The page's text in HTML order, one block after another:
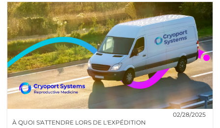
À QUOI S'ATTENDRE LORS DE L'EXPÉDITION
02/28/2025